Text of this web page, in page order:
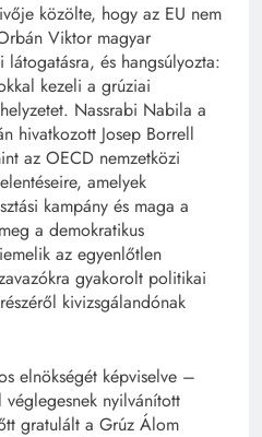
közölte, hogy az EU nem
Viktor magyar
és hangsúlyozta:
kezeli a grúziai
Nassrabi Nabila a
hivatkozott Josep Borrell
az OECD nemzetközi
amelyek
kampány és maga a
a demokratikus
az egyenlőtlen
gyakorolt politikai
kivizsgálandónak
elnökségét képviselve –
nyilvánított
gratulált a Grúz Álom